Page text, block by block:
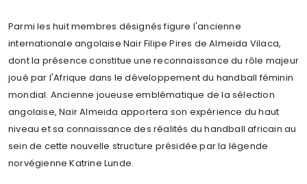
Parmi les huit membres désignés figure l'ancienne
internationale angolaise Nair Filipe Pires de Almeida Vilaca,
dont la présence constitue une reconnaissance du rôle majeur
joué par l'Afrique dans le développement du handball féminin
mondial. Ancienne joueuse emblématique de la sélection
angolaise, Nair Almeida apportera son expérience du haut
niveau et sa connaissance des réalités du handball africain au
sein de cette nouvelle structure présidée par la légende
norvégienne Katrine Lunde.